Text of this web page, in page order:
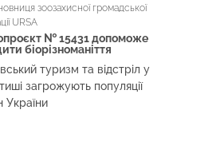
зоозахисної громадської
URSA
№ 15431 допоможе
біорізноманіття
туризм та відстріл у
загрожують популяції
України